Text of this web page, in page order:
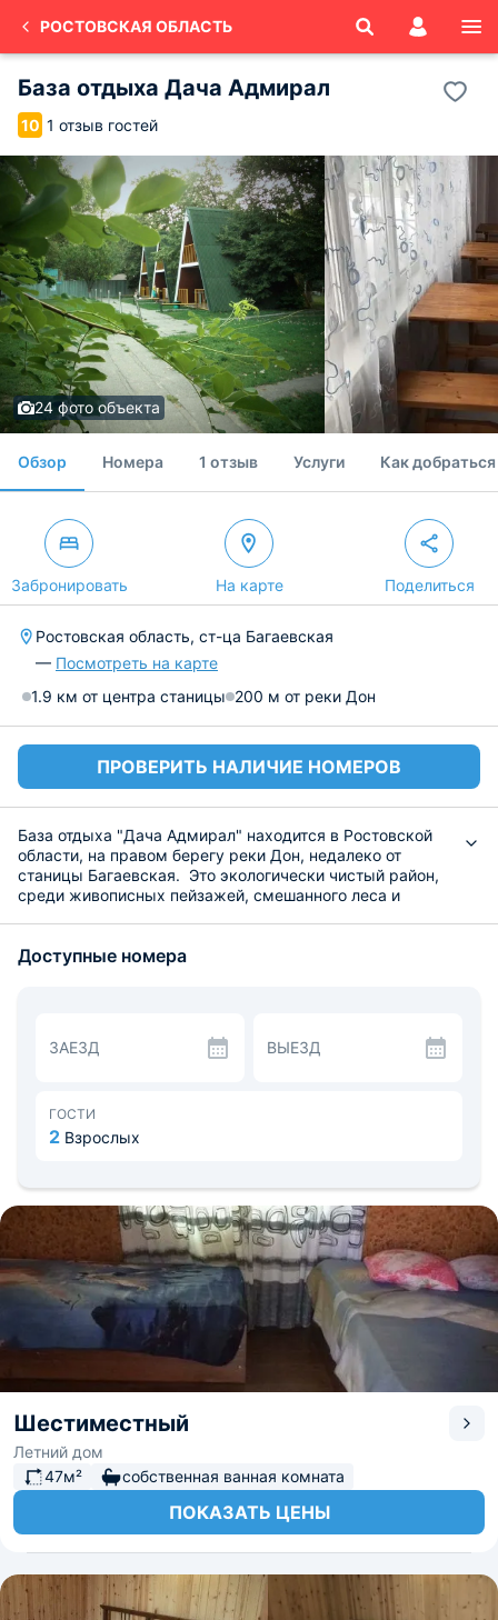
РОСТОВСКАЯ ОБЛАСТЬ
База отдыха Дача Адмирал
10 1 отзыв гостей
24 фото объекта
Обзор Номера 1 отзыв Услуги Как
Забронировать На карте Поделиться
Ростовская область, ст-ца Багаевская
— Посмотреть на карте
1.9 км от центра станицы 200 м от реки Дон
ПРОВЕРИТЬ НАЛИЧИЕ НОМЕРОВ
База отдыха "Дача Адмирал" находится в Ростовской
области, на правом берегу реки Дон, недалеко от
станицы Багаевская. Это экологически чистый район,
среди живописных пейзажей, смешанного леса и
загородный и семейный отдых.
Также, представлены дома категории делюкс на 3
персоны.
бытовая техника, посуда и обеденные места. Во дворе
есть мангальная зона с принадлежностями для
Маленькие гости могут проводить время на
оборудованной площадке с качелями. Для любителей
активного отдыха есть масса вариантов досуга: игра в
настольный теннис, пляжный волейбол, пешие прогулки
по ухоженной территории. Также, вы можете
расслабиться в настоящей русской бане на дровах.
Расстояние до города Ростов-на-Дону около 50 км, там
же находится ближайший аэропорт. До Багаевского
автовокзала около 1,5 км.
Доступные номера
ЗАЕЗД ВЫЕЗД
ГОСТИ
2 Взрослых
Шестиместный
Летний дом
47м²
собственная ванная комната
ПОКАЗАТЬ ЦЕНЫ